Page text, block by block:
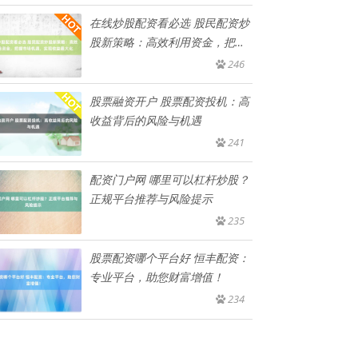
在线炒股配资看必选 股民配资炒
股新策略：高效利用资金，把握
246
股票融资开户 股票配资投机：高
收益背后的风险与机遇
241
配资门户网 哪里可以杠杆炒股？
正规平台推荐与风险提示
235
股票配资哪个平台好 恒丰配资：
专业平台，助您财富增值！
234